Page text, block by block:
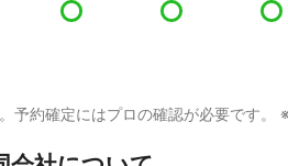
予約確定にはプロの確認が必要です。